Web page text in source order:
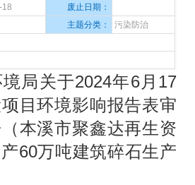
18
废止日期：
主题分类：
污染防治
局关于2024年6月17
目环境影响报告表审
本溪市聚鑫达再生资
60万吨建筑碎石生产